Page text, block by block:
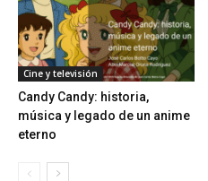
Cine y televisión
Candy Candy: historia,
música y legado de un anime
eterno